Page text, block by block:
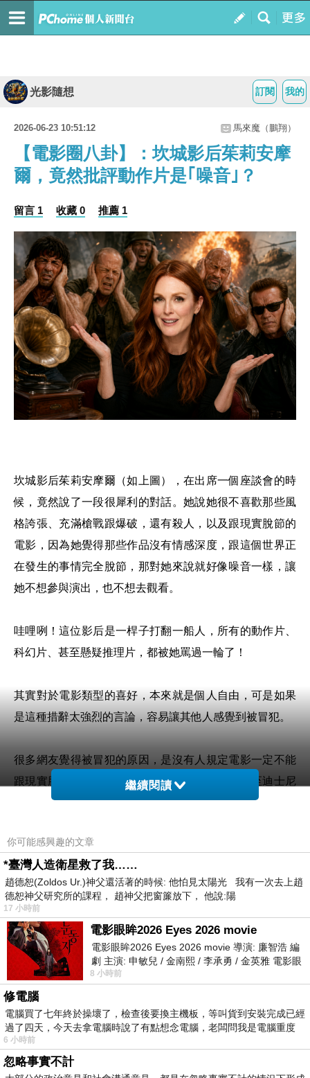
我的
訂閱
光影隨想
2026-06-23 10:51:12 馬來魔（鵬翔）
【電影圈八卦】：坎城影后茱莉安摩
爾，竟然批評動作片是｢噪音｣？
留言 1 收藏 0 推薦 1
坎城影后茱莉安摩爾 （如上圖），在出席一個座談會的時
候，竟然說了一段很犀利的對話。她說她很不喜歡那些風
格誇張、充滿槍戰跟爆破，還有殺人，以及跟現實脫節的
電影，因為她覺得那些作品沒有情感深度，跟這個世界正
在發生的事情完全脫節，那對她來說就好像噪音一樣，讓
她不想參與演出，也不想去觀看。
哇哩咧！這位影后是一桿子打翻一船人，所有的動作片、
科幻片、甚至懸疑推理片，都被她罵過一輪了！
其實對於電影類型的喜好，本來就是個人自由，可是如果
是這種措辭太強烈的言論，容易讓其他人感覺到被冒犯。
很多網友覺得被冒犯的原因，是沒有人規定電影一定不能
跟現實脫節，不然那些奇幻電影、科幻電影，甚至迪士尼
的電影，在她的標準裡面，不就變成完全不能存在了嗎？
如果說她不喜歡打打殺殺的電影，其實我可以理解，因為
很多女生都不喜歡這種電影，但是男生普遍來講都蠻喜歡
的！這就是不同的性別、不同的族群、不同的喜好，會選
擇不同的電影類型。那如果你不喜歡的話，你就不要看就
好了，不能說這些電影都是噪音，不然喜歡這些電影的人
就會有一種無緣無故被你罵的感覺，因為我看我喜歡的電
影，我也沒得罪你呀！
不過也有網友覺得，只要有地位，就有話語權，講話要這
麼驕傲的前提，就是你要先有那個地位！
繼續閱讀
你可能感興趣的文章
*臺灣人造衛星救了我……
趙德恕(Zoldos Ur.)神父還活著的時候: 他怕見太陽光 我有一次去上趙
德恕神父研究所的課程， 趙神父把窗簾放下， 他說:陽
17 小時前
電影眼眸2026 Eyes 2026 movie
電影眼眸2026 Eyes 2026 movie 導演: 廉智浩 編
劇 主演: 申敏兒 / 金南熙 / 李承勇 / 金英雅 電影眼
眸2026描述攝影師徐珍因遺
8 小時前
修電腦
電腦買了七年終於操壞了，檢查後要換主機板，等叫貨到安裝完成已經
過了四天，今天去拿電腦時說了有點想念電腦，老闆問我是電腦重度
6 小時前
忽略事實不計